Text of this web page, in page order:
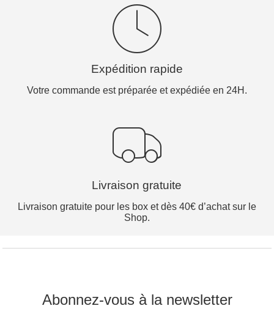
Expédition rapide
Votre commande est préparée et expédiée en 24H.
Livraison gratuite
Livraison gratuite pour les box et dès 40€ d’achat sur le
Shop.
Abonnez-vous à la newsletter